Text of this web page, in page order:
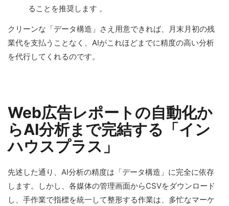
ることを推奨します 。
クリーンな「データ構造」さえ用意できれば、月末月初の残
業代を支払うことなく、AIがこれほどまでに精度の高い分析
を代行してくれるのです。
Web広告レポートの自動化か
らAI分析まで完結する「イン
ハウスプラス」
先述した通り、AI分析の精度は「データ構造」に完全に依存
します。しかし、各媒体の管理画面からCSVをダウンロード
し、手作業で指標を統一して整形する作業は、多忙なマーケ